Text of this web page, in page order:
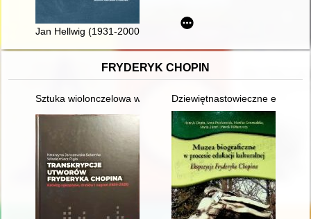
Jan Hellwig (1931-2000) jako uczony, nauczyciel akademicki,
FRYDERYK CHOPIN
Sztuka wiolonczelowa w polskiej i rosyjskiej kulturze
Dziewiętnastowieczne edycje